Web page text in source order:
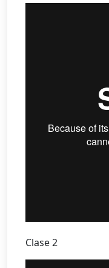
Clase 2